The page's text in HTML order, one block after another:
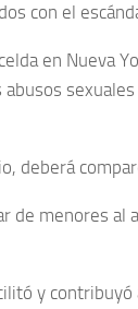
con el
en Nueva
deberá
de menores
y